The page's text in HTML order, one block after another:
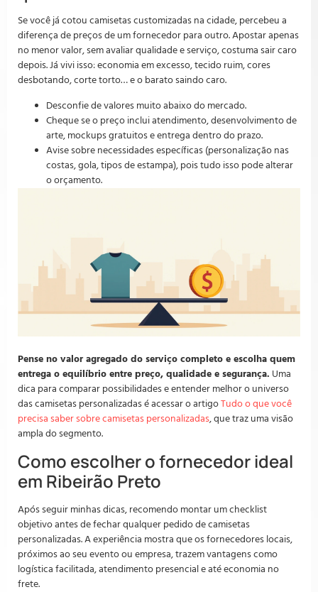
Se você já cotou camisetas customizadas na cidade, percebeu a
diferença de preços de um fornecedor para outro. Apostar apenas
no menor valor, sem avaliar qualidade e serviço, costuma sair caro
depois. Já vivi isso: economia em excesso, tecido ruim, cores
desbotando, corte torto… e o barato saindo caro.
Desconfie de valores muito abaixo do mercado.
Cheque se o preço inclui atendimento, desenvolvimento de
arte, mockups gratuitos e entrega dentro do prazo.
Avise sobre necessidades específicas (personalização nas
costas, gola, tipos de estampa), pois tudo isso pode alterar
o orçamento.
Pense no valor agregado do serviço completo e escolha quem
entrega o equilíbrio entre preço, qualidade e segurança. Uma
dica para comparar possibilidades e entender melhor o universo
das camisetas personalizadas é acessar o artigoTudo o que você
precisa saber sobre camisetas personalizadas, que traz uma visão
ampla do segmento.
Como escolher o fornecedor ideal
em Ribeirão Preto
Após seguir minhas dicas, recomendo montar um checklist
objetivo antes de fechar qualquer pedido de camisetas
personalizadas. A experiência mostra que os fornecedores locais,
próximos ao seu evento ou empresa, trazem vantagens como
logística facilitada, atendimento presencial e até economia no
frete.